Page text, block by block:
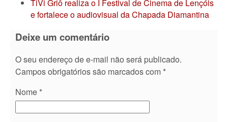
TiVi Griô realiza o I Festival de Cinema de Lençóis
e fortalece o audiovisual da Chapada Diamantina
Deixe um comentário
O seu endereço de e-mail não será publicado.
Campos obrigatórios são marcados com *
Nome *